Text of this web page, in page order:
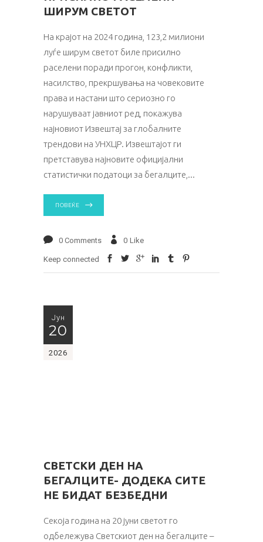
ШИРУМ СВЕТОТ
На крајот на 2024 година, 123,2 милиони
луѓе ширум светот биле присилно
раселени поради прогон, конфликти,
насилство, прекршувања на човековите
права и настани што сериозно го
нарушуваат јавниот ред, покажува
најновиот Извештај за глобалните
трендови на УНХЦР. Извештајот ги
претставува најновите официјални
статистички податоци за бегалците,
ПОВЕЌЕ
0 Comments 0 Like
Keep connected
Јун
20
2026
СВЕТСКИ ДЕН НА
БЕГАЛЦИТЕ- ДОДЕКА СИТЕ
НЕ БИДАТ БЕЗБЕДНИ
Секоја година на 20 јуни светот го
одбележува Светскиот ден на бегалците –